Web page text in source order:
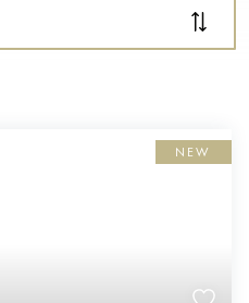
NEW